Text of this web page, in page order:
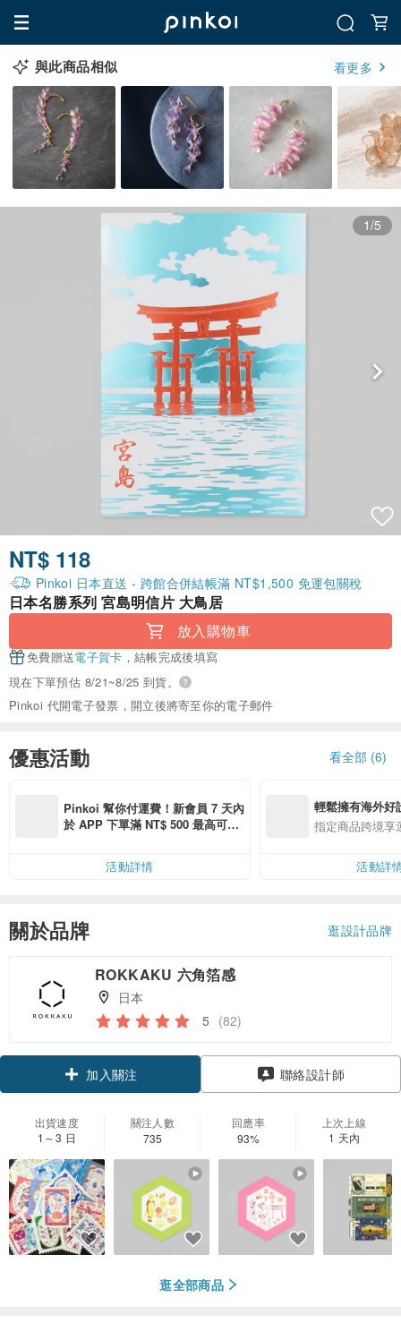
與此商品相似 看更多
1/5
NT$ 118
Pinkoi 日本直送 - 跨館合併結帳滿 NT$1,500 免運包關稅
日本名勝系列 宮島明信片 大鳥居
放入購物車
免費贈送電子賀卡 ，結帳完成後填寫
現在下單預估 8/21~8/25 到貨。
Pinkoi 代開電子發票，開立後將寄至你的電子郵件
優惠活動 看全部 (6)
Pinkoi 幫你付運費！新會員 7 天內
於 APP 下單滿 NT$ 500 最高可折
活動詳情
輕鬆擁有海外好
指定商品跨境享
活動詳
關於品牌 逛設計品牌
ROKKAKU 六角箔感
日本
5 (82)
領優惠券
加入關注 聯絡設計師
出貨速度
1～3 日
關注人數
735
回應率
93%
上次上線
1 天內
逛全部商品